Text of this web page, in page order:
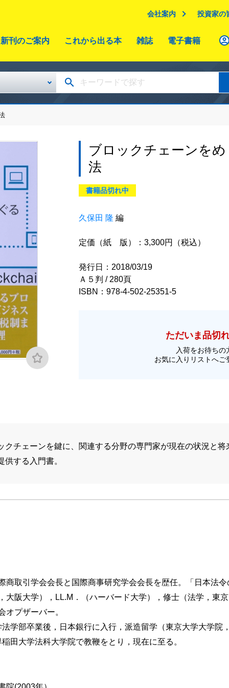
会社案内 投資家の
新刊のご案内 これから出る本 雑誌 電子書籍
ブロックチェーンを
法
書籍品切れ中
久保田 隆 編
定価（紙 版）：3,300円（税込）
発行日：2018/03/19
Ａ５判 / 280頁
ISBN：978-4-502-25351-5
ただいま品切
入荷をお待ちの
お気に入りリストへご
クチェーンを鍵に、関連する分野の専門家が現在の状況と
する入門書。
商取引学会会長と国際商事研究学会会長を歴任。「日本法
大阪大学），LL.M．（ハーバード大学），修士（法学，東
オプザーバー。
学部卒業後，日本銀行に入行，派造留学（東京大学大学院
田大学法科大学院で教鞭をとり，現在に至る。